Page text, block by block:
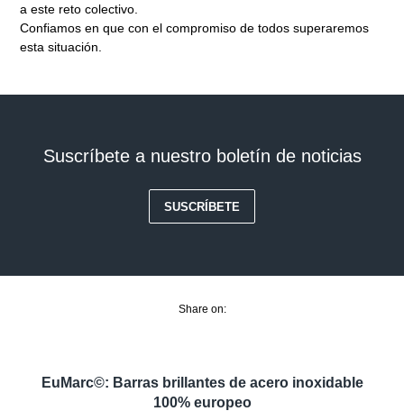
a este reto colectivo.
Confiamos en que con el compromiso de todos superaremos
esta situación.
Suscríbete a nuestro boletín de noticias
SUSCRÍBETE
Share on:
EuMarc©: Barras brillantes de acero inoxidable
100% europeo